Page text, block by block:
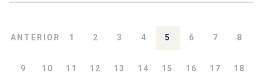
ANTERIOR 1 2 3 4 5 6 7 8
9 10 11 12 13 14 15 16 17 18